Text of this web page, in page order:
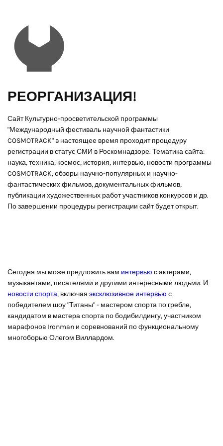
РЕОРГАНИЗАЦИЯ!
Сайт Культурно-просветительской программы
"Международный фестиваль научной фантастики
COSMOTRACK" в настоящее время проходит процедуру
регистрации в статус СМИ в Роскомнадзоре. Тематика сайта:
наука, техника, космос, история, интервью, новости программы
COSMOTRACK, обзоры научно-популярных и научно-
фантастических фильмов, документальных фильмов,
публикации художественных работ участников конкурсов и др.
По завершении процедуры регистрации сайт будет открыт.
Сегодня мы може предложить вам интервью с актерами,
музыкантами, писателями и другими интересными людьми. И
новости спорта, включая эксклюзивное интервью с
победителем шоу "Титаны" - мастером спорта по гребле,
кандидатом в мастера спорта по бодибилдингу, участником
марафонов Ironman и соревнований по функциональному
многоборью Олегом Виллардом.